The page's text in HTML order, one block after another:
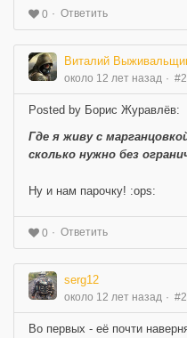
0 Ответить
Виталий
около 12 лет назад
Posted by Борис Журавлёв:
Где я живу с
сколько нужно без
Ну и нам парочку! :ops:
0 Ответить
serg12
около 12 лет назад
Во первых - её почти